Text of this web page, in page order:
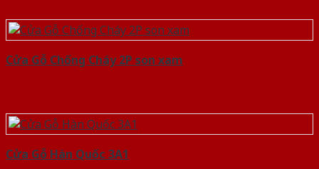
Cửa Gỗ Chống Cháy 2P son xam
Cửa Gỗ Hàn Quốc 3A1